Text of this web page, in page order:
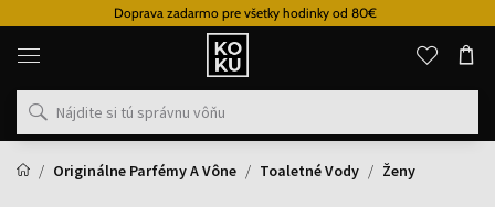
Doprava zadarmo pre všetky hodinky od 80€
Originálne
parfémy
hodinky
na
mieste
Originálne Parfémy A Vône
Toaletné Vody Ženy